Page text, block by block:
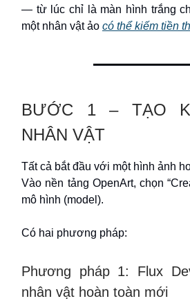
— từ lúc chỉ là màn hình trắng
một nhân vật ảo có thể kiếm tiền
BƯỚC 1 – TẠO
NHÂN VẬT
Tất cả bắt đầu với một hình ảnh
Vào nền tảng OpenArt, chọn
mô hình (model).
Có hai phương pháp:
Phương pháp 1: Flux
nhân vật hoàn toàn mới